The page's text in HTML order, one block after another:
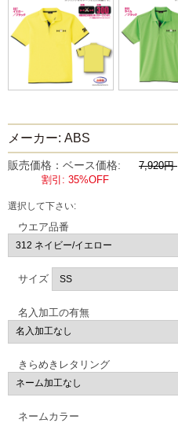
メーカー: ABS
販売価格：ベース価格: 7,920円
割引: 35%OFF
選択して下さい:
ウエア品番
サイズ
名入加工の有無
きらめきレタリング
ネームカラー